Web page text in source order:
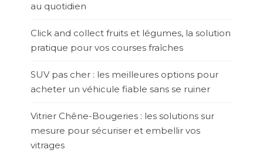
au quotidien
Click and collect fruits et légumes, la solution
pratique pour vos courses fraîches
SUV pas cher : les meilleures options pour
acheter un véhicule fiable sans se ruiner
Vitrier Chêne-Bougeries : les solutions sur
mesure pour sécuriser et embellir vos
vitrages